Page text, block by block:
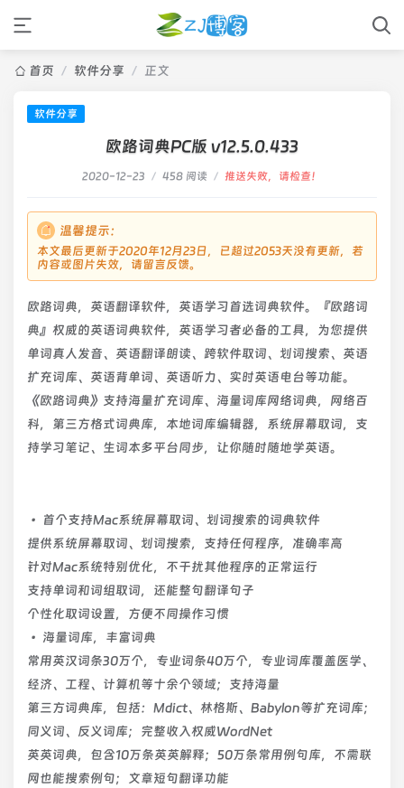
首页 / 软件分享 / 正文
软件分享
欧路词典PC版 v12.5.0.433
2020-12-23 / 458 阅读 / 推送失败，请检查！
温馨提示：
本文最后更新于2020年12月23日，已超过2053天没有更新，若
内容或图片失效，请留言反馈。
欧路词典，英语翻译软件，英语学习首选词典软件。『欧路词
典』权威的英语词典软件，英语学习者必备的工具，为您提供
单词真人发音、英语翻译朗读、跨软件取词、划词搜索、英语
扩充词库、英语背单词、英语听力、实时英语电台等功能。
《欧路词典》支持海量扩充词库、海量词库网络词典，网络百
科，第三方格式词典库，本地词库编辑器，系统屏幕取词，支
持学习笔记、生词本多平台同步，让你随时随地学英语。
• 首个支持Mac系统屏幕取词、划词搜索的词典软件
提供系统屏幕取词、划词搜索，支持任何程序，准确率高
针对Mac系统特别优化，不干扰其他程序的正常运行
支持单词和词组取词，还能整句翻译句子
个性化取词设置，方便不同操作习惯
• 海量词库，丰富词典
常用英汉词条30万个，专业词条40万个，专业词库覆盖医学、
经济、工程、计算机等十余个领域；支持海量
第三方词典库，包括：Mdict、林格斯、Babylon等扩充词库；
同义词、反义词库；完整收入权威WordNet
英英词典，包含10万条英英解释；50万条常用例句库，不需联
网也能搜索例句；文章短句翻译功能